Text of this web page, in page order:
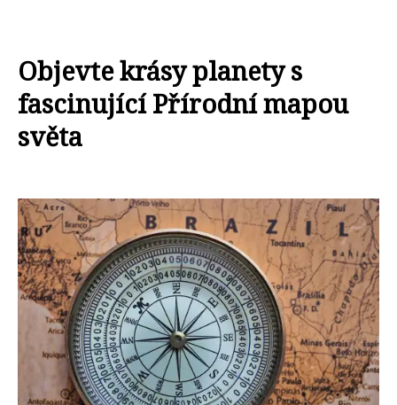
Objevte krásy planety s
fascinující Přírodní mapou
světa